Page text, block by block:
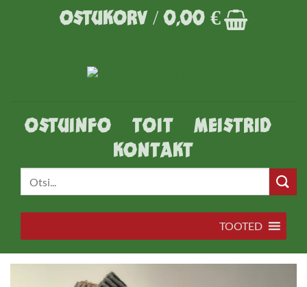
OSTUKORV /0,00 €
OSTUINFO TOIT
MEISTRID
KONTAKT
TOOTED